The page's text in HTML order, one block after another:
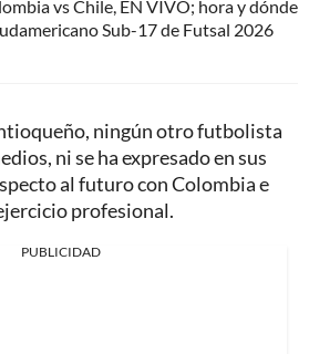
vs Chile, EN VIVO; hora y dónde
Sub-17 de Futsal 2026
ningún otro futbolista
ni se ha expresado en sus
al futuro con Colombia e
profesional.
PUBLICIDAD